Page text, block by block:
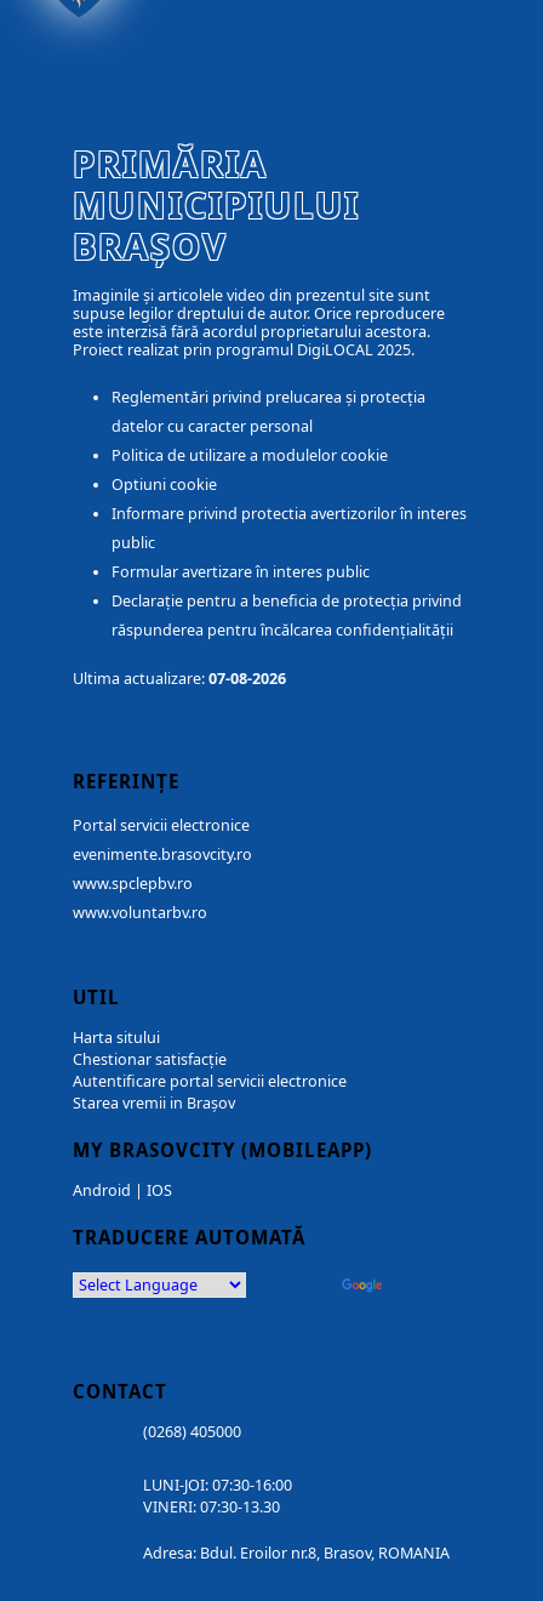
PRIMĂRIA
MUNICIPIULUI
BRAȘOV
Imaginile și articolele video din prezentul site sunt
supuse legilor dreptului de autor. Orice reproducere
este interzisă fără acordul proprietarului acestora.
Proiect realizat prin programul DigiLOCAL 2025.
Reglementări privind prelucarea și protecția
datelor cu caracter personal
Politica de utilizare a modulelor cookie
Optiuni cookie
Informare privind protectia avertizorilor în interes
public
Formular avertizare în interes public
Declarație pentru a beneficia de protecția privind
răspunderea pentru încălcarea confidențialității
Ultima actualizare:07-08-2026
REFERINȚE
Portal servicii electronice
evenimente.brasovcity.ro
www.spclepbv.ro
www.voluntarbv.ro
UTIL
Harta sitului
Chestionar satisfacție
Autentificare portal servicii electronice
Starea vremii in Brașov
MY BRASOVCITY (MOBILEAPP)
Android | IOS
TRADUCERE AUTOMATĂ
CONTACT
(0268) 405000
LUNI-JOI: 07:30-16:00
VINERI: 07:30-13.30
Adresa: Bdul. Eroilor nr.8, Brasov, ROMANIA